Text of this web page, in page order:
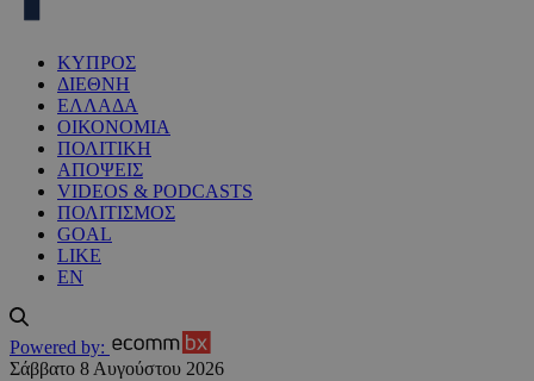
ΚΥΠΡΟΣ
ΔΙΕΘΝΗ
ΕΛΛΑΔΑ
ΟΙΚΟΝΟΜΙΑ
ΠΟΛΙΤΙΚΗ
ΑΠΟΨΕΙΣ
VIDEOS & PODCASTS
ΠΟΛΙΤΙΣΜΟΣ
GOAL
LIKE
EN
Powered by:
Σάββατο 8 Αυγούστου 2026